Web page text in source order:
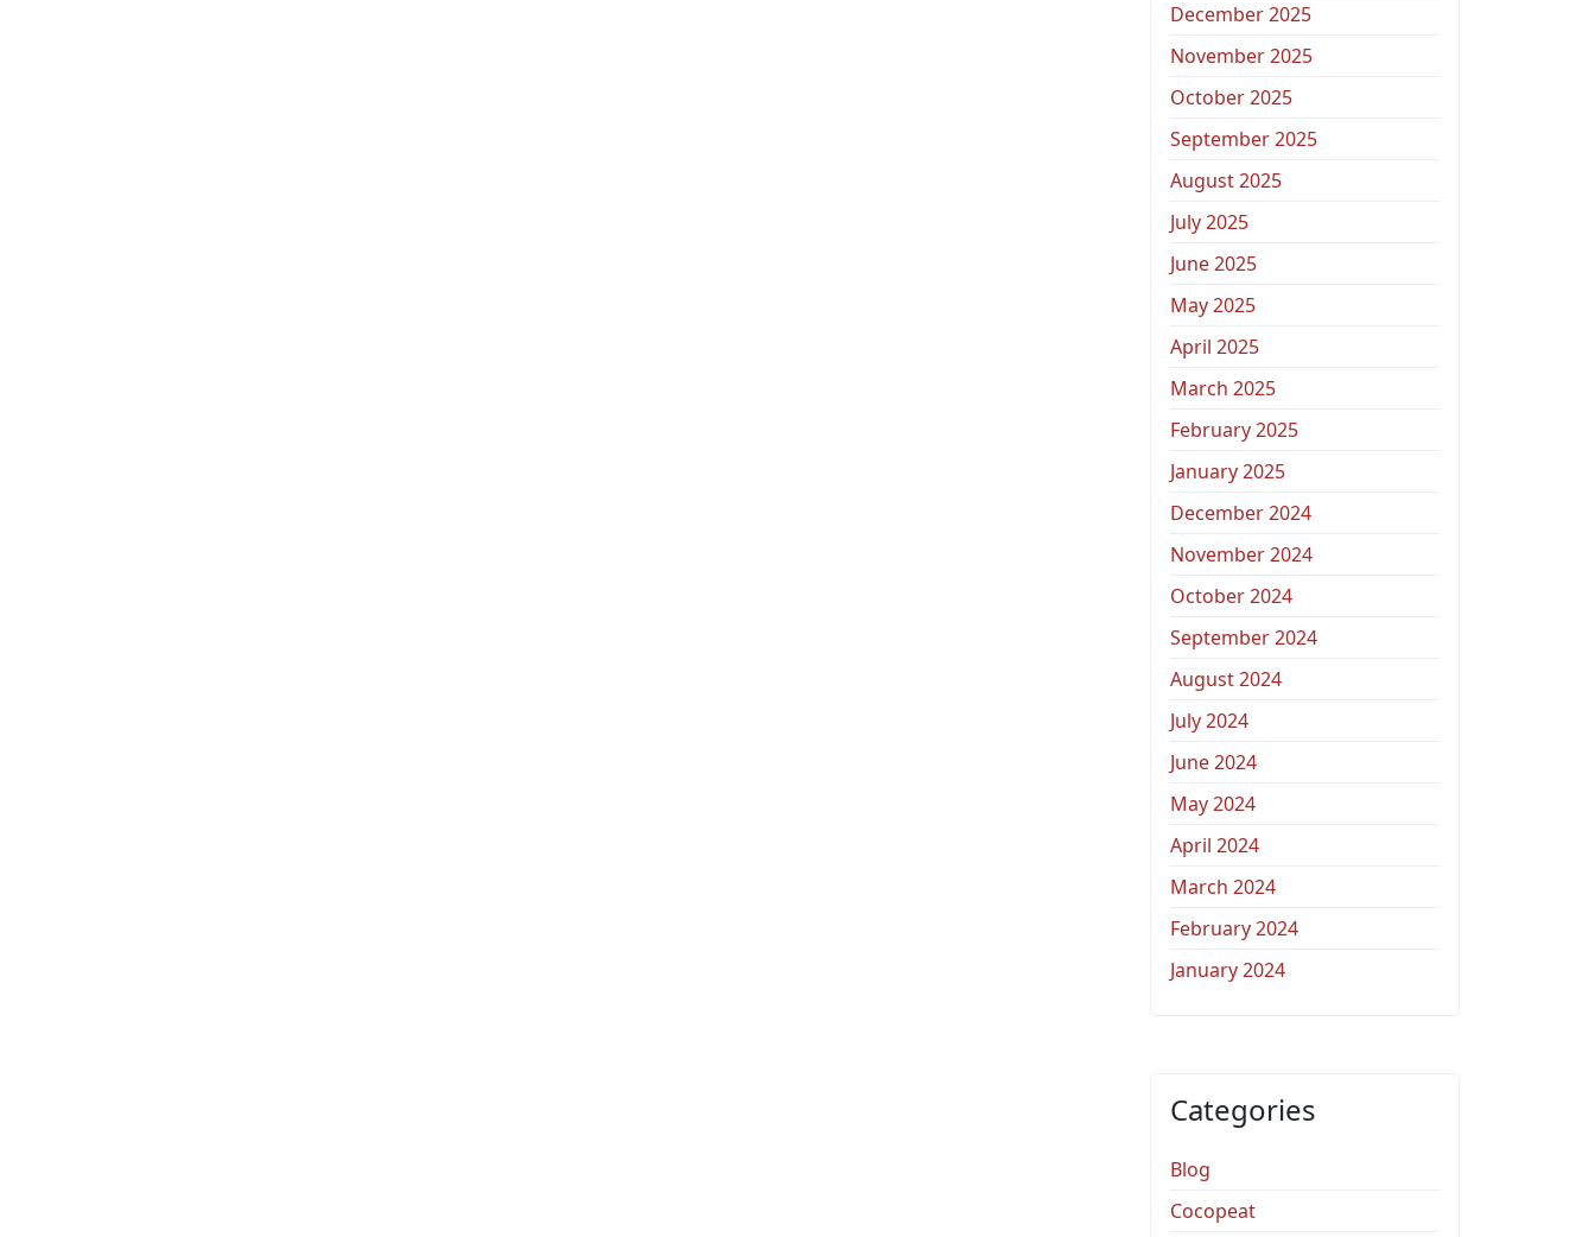
December 2025
November 2025
October 2025
September 2025
August 2025
July 2025
June 2025
May 2025
April 2025
March 2025
February 2025
January 2025
December 2024
November 2024
October 2024
September 2024
August 2024
July 2024
June 2024
May 2024
April 2024
March 2024
February 2024
January 2024
Categories
Blog
Cocopeat